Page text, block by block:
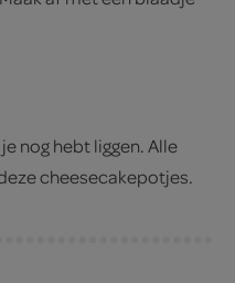
nog hebt liggen. Alle
cheesecakepotjes.